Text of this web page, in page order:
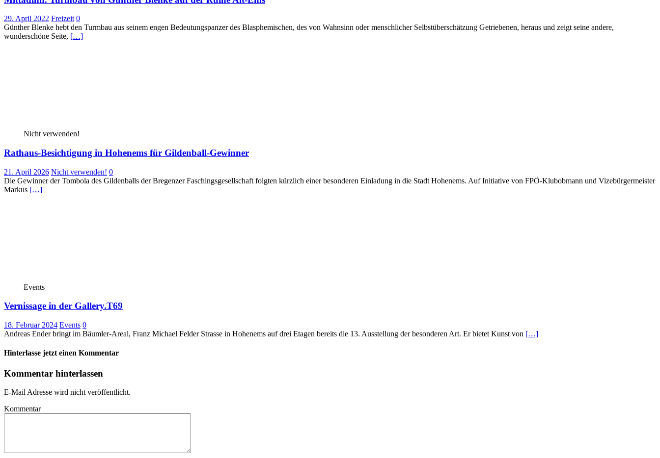
29. April 2022 Freizeit 0
Günther Blenke hebt den Turmbau aus seinem engen Bedeutungspanzer des Blasphemischen, des von Wahnsinn oder menschlicher Selbstüberschätzung Getriebenen, heraus und zeigt seine andere,
wunderschöne Seite, […]
Nicht verwenden!
Rathaus-Besichtigung in Hohenems für Gildenball-Gewinner
21. April 2026 Nicht verwenden! 0
Die Gewinner der Tombola des Gildenballs der Bregenzer Faschingsgesellschaft folgten kürzlich einer besonderen Einladung in die Stadt Hohenems. Auf Initiative von FPÖ-Klubobmann und Vizebürgermeister
Markus […]
Events
Vernissage in der Gallery.T69
18. Februar 2024 Events 0
Andreas Ender bringt im Bäumler-Areal, Franz Michael Felder Strasse in Hohenems auf drei Etagen bereits die 13. Ausstellung der besonderen Art. Er bietet Kunst von […]
Hinterlasse jetzt einen Kommentar
Kommentar hinterlassen
E-Mail Adresse wird nicht veröffentlicht.
Kommentar